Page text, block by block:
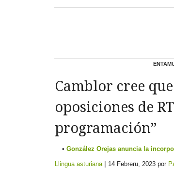
Camblor cree
oposiciones de
programación”
González Orejas anuncia la
Llingua asturiana | 14 Febreru, 2023 por